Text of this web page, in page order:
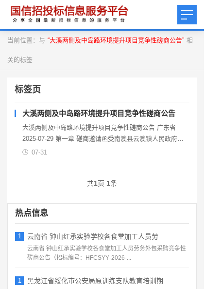
当前位置：与 “大溪两侧及中岛路环境提升项目竞争性磋商公告” 相
关的标签
标签页
大溪两侧及中岛路环境提升项目竞争性磋商公告
大溪两侧及中岛路环境提升项目竞争性磋商公告 广东省
2025-07-29 第一章 磋商邀请函受南澳县云澳镇人民政府
（以下简称 “采购人” ）的委托，拟对大溪两侧
07-31
共1页 1条
热点信息
1 云南省 钟山红承实验学校各食堂加工人员劳
云南省 钟山红承实验学校各食堂加工人员劳务外包采购竞争性
磋商公告（招标编号：HFCSYY‑2026‑...
1 黑龙江省绥化市公安局原训练支队教育培训期